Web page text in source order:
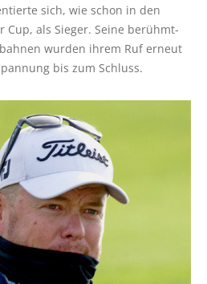
sich, wie schon in den
Cup, als Sieger. Seine berühmt-
wurden ihrem Ruf erneut
bis zum Schluss.